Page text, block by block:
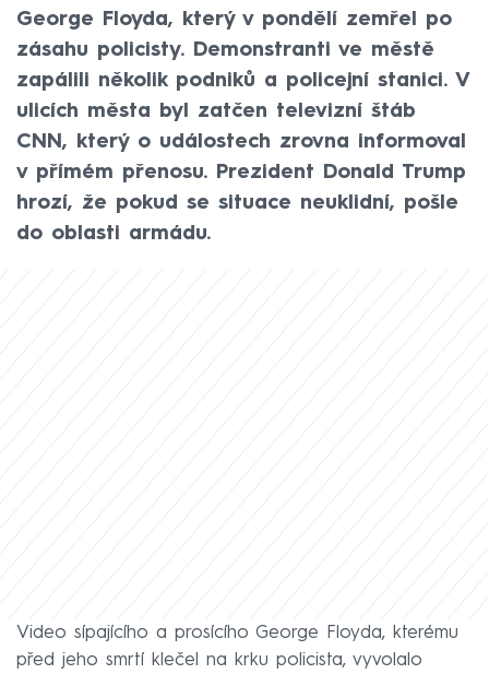
George Floyda, který v pondělí zemřel po
zásahu policisty. Demonstranti ve městě
zapálili několik podniků a policejní stanici. V
ulicích města byl zatčen televizní štáb
CNN, který o událostech zrovna informoval
v přímém přenosu. Prezident Donald Trump
hrozí, že pokud se situace neuklidní, pošle
do oblasti armádu.
Video sípajícího a prosícího George Floyda, kterému
před jeho smrtí klečel na krku policista, vyvolalo